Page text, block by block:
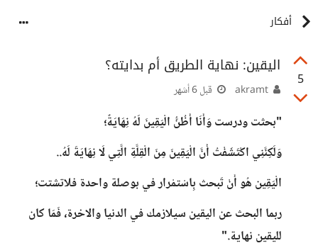
أفكار
5
اليقين: نهاية الطريق أم بدايته؟
قبل 6 أشهر
"بحثت ودرست وَأَنَا أَظُنُّ الْيَقِينَ لَهُ نِهَايَةٌ؛
وَلَكِنَّنِي اكْتَشَفْتُ أَنَّ الْيَقِينَ مِنَ الْقِلَّةِ الَّتِي لَا نِهَايَةَ لَهُ..
الْيَقِين هُو أَنْ تَبحث بِاسْتمْرار في بوصلة واحدة فلاتشتت؛
ربما البحث عن اليقين سيلازمك في الدنيا والاخرة، فَمَا كان
لليقين نهاية."